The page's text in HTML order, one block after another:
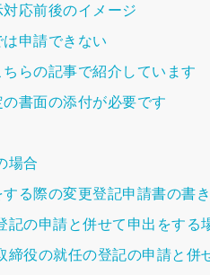
応前後のイメージ
申請できない
らの記事で紹介しています
書面の添付が必要です
場合
る際の変更登記申請書の書
記の申請と併せて申出をする
締役の就任の登記の申請と併